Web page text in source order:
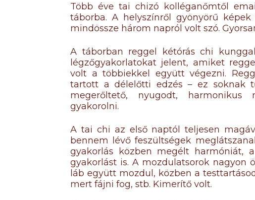
Több éve tai chizó kolléganőmtől
táborba. A helyszínről gyönyörű
mindössze három napról volt szó.
A táborban reggel kétórás chi
légzőgyakorlatokat jelent, amiket
volt a többiekkel együtt végezni.
tartott a délelőtti edzés – ez soknak
megerőltető, nyugodt,
gyakorolni.
A tai chi az első naptól teljesen
bennem lévő feszültségek
gyakorlás közben megélt harmóniát,
gyakorlást is. A mozdulatsorok nagyon
láb együtt mozdul, közben a
mert fájni fog, stb. Kimerítő volt.